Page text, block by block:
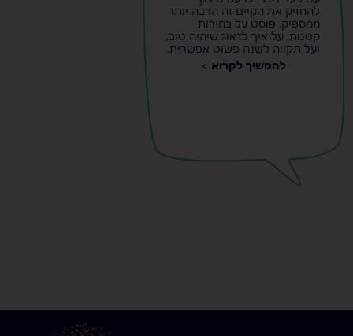
להחזיק את הקיים זה הרבה יותר
ממספיק. פוסט על בחירות
קטנות, על איך לדאוג שיהיה טוב,
ועל תקווה לשנה פשוט אפשרית.
להמשיך לקרוא >